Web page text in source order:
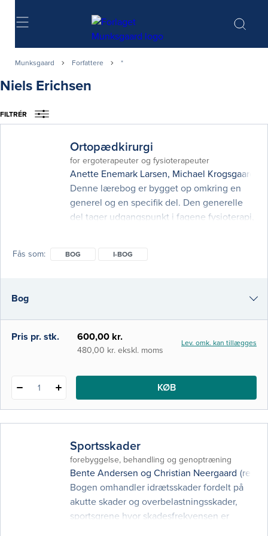
Søg
Munksgaard Forfattere *
Niels Erichsen
FILTRÉR
Ortopædkirurgi
for ergoterapeuter og fysioterapeuter
Anette Enemark Larsen, Michael Krogsgaard
Denne lærebog er bygget op omkring en
generel og en specifik del. Den generelle
del tager udgangspunkt i fagene fysioterapi,
klinisk ræsonnering, traumatologi, bandager
nakke, ryg og bækken til fod. Bogens
målgruppe er især studerende
Fås som BOG I-BOG
Bog
i-bog
Pris pr. stk. 600,00 kr.
480,00 kr. ekskl. moms
Lev. omk. kan tillægges
1 KØB
Sportsskader
forebyggelse, behandling og genoptræning
Bente Andersen og Christian Neergaard (red.)
Bogen omhandler idrætsskader fordelt på
akutte skader og overbelastningsskader,
sportsgrene hvor skadesfrekvensen er